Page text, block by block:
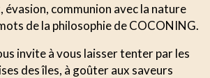
évasion, communion avec la nature
de la philosophie de COCONING.
invite à vous laisser tenter par les
des îles, à goûter aux saveurs